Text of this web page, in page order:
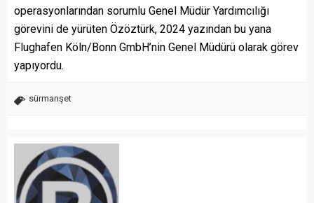
operasyonlarından sorumlu Genel Müdür Yardımcılığı
görevini de yürüten Özöztürk, 2024 yazından bu yana
Flughafen Köln/Bonn GmbH’nin Genel Müdürü olarak görev
yapıyordu.
sürmanşet